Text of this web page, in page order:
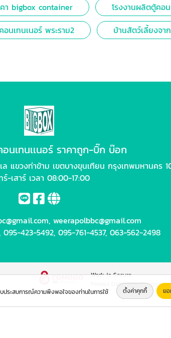
า bigbox container
โรงงานผลิตตู้คอ
อนเทนเนอร์ พระราม2 บ้านสัตว์เลี้ยงจา
นเทนเเนอร์ ราคาถูก-บิ๊ก บ๊อก
แขวงท่าข้าม เขตบางขุนเทียน กรุงเทพมหานคร
-เสาร์ เวลา 08:00-17:00
, weerapolbbc@gmail.com
095-423-5492, 095-761-4537, 063-562-2498
Work is Secure
Protect Data With Encrypt
ประสบการณ์ความพึงพอใจของท่านในการใช้
ตั้งค่าคุกกี้ ย